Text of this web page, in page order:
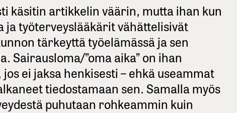
käsitin artikkelin väärin, mutta ihan kun
ja työterveyslääkärit vähättelisivät
tärkeyttä työelämässä ja sen
Sairausloma/”oma aika” on ihan
ei jaksa henkisesti – ehkä useammat
tiedostamaan sen. Samalla myös
puhutaan rohkeammin kuin